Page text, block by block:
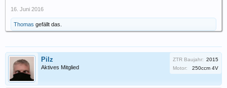
16. Juni 2016
Thomas gefällt das.
Pilz
Aktives Mitglied
ZTR Baujahr: 2015
Motor:
250ccm 4V